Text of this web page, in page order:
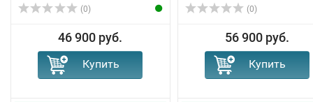
(0)
46 900 руб.
(0)
56 900 руб.